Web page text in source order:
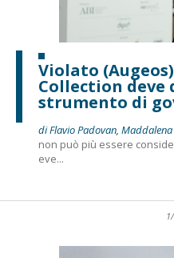
Violato
Collection deve
strumento di
di Flavio Padovan,
non può più essere
eve...